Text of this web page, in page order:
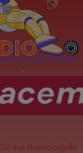
est Homologuée